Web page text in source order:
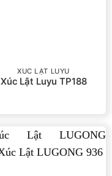
XÚC LẬT LUYU
Xúc Lật Luyu TP188